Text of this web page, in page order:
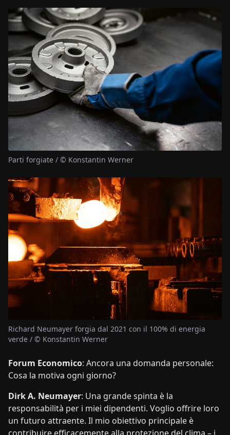
Parti forgiate / © Konstantin Werner
Richard Neumayer forgia dal 2021 con il 100% di energia
verde / © Konstantin Werner
Forum Economico: Ancora una domanda personale:
Cosa la motiva ogni giorno?
Dirk A. Neumayer: Una grande spinta è la
responsabilità per i miei dipendenti. Voglio offrire loro
un futuro attraente. Il mio obiettivo principale è